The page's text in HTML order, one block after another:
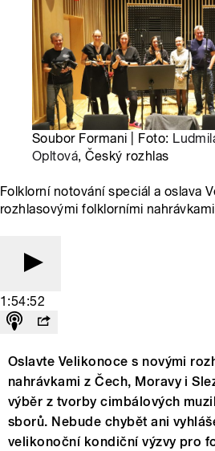
Soubor Formani | Foto:
Opltová, Český rozhlas
Folklorní notování speciál a oslava
rozhlasovými folklorními nahrávkami
1:54:52
Oslavte Velikonoce s novými
nahrávkami z Čech, Moravy i
výběr z tvorby cimbálových
sborů. Nebude chybět ani
velikonoční kondiční výzvy pro